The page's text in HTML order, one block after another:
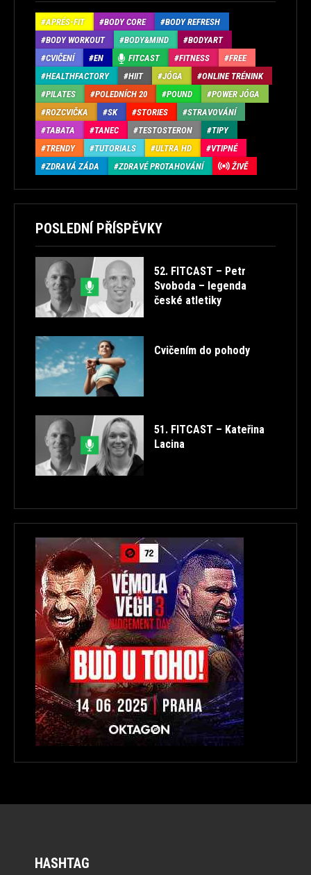
APRÉS-FIT BODY CORE
BODY REFRESH
BODY WORKOUT
BODY&MIND
BODYART
CVIČENÍ
EN FITCAST FITNESS
FREE
HEALTHFACTORY
HIIT JÓGA
ONLINE TRÉNINK
PILATES
POLEDNÍCH 20 POUND
POWER JÓGA
ROZCVIČKA
SK STORIES
STRAVOVÁNÍ
TABATA
TANEC TESTOSTERON
TIPY
TRENDY
TUTORIALS ULTRA HD
VTIPNÉ
ZDRAVÁ ZÁDA
ZDRAVÉ PROTAHOVÁNÍ ŽIVĚ
POSLEDNÍ PŘÍSPĚVKY
52. FITCAST – Petr
Svoboda – legenda
české atletiky
Cvičením do pohody
51. FITCAST – Kateřina
Lacina
HASHTAG